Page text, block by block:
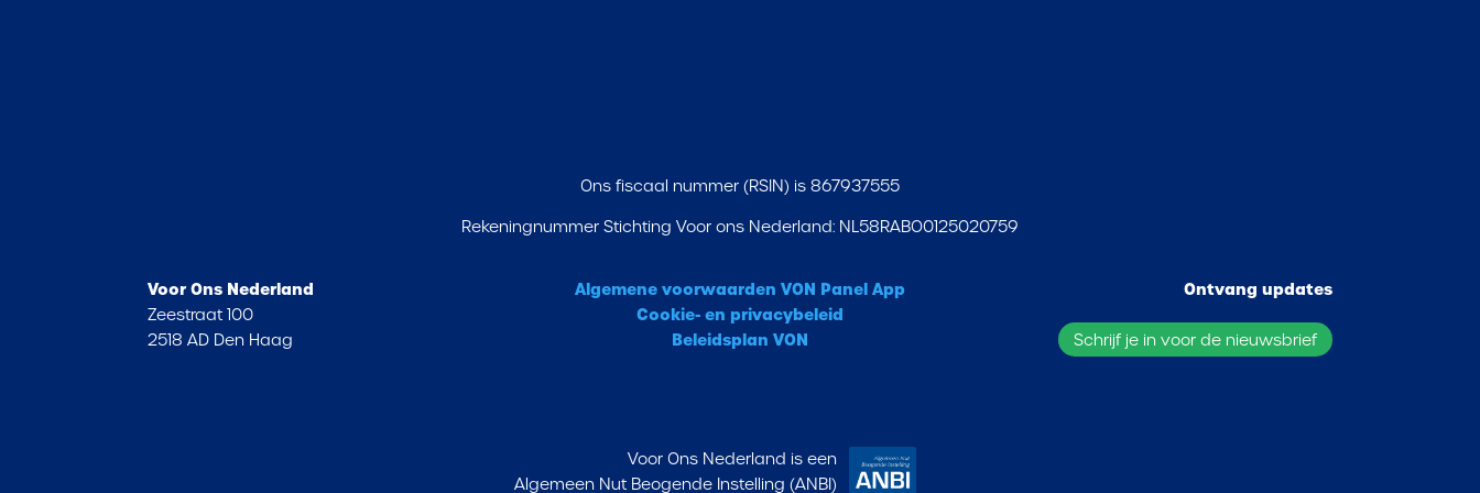
Ons fiscaal nummer (RSIN) is 867937555
Rekeningnummer Stichting Voor ons Nederland: NL58RABO0125020759
Voor Ons Nederland
Zeestraat 100
2518 AD Den Haag
Algemene voorwaarden VON Panel App
Cookie- en privacybeleid
Beleidsplan VON
Ontvang updates
Schrijf je in voor de nieuwsbrief
Voor Ons Nederland is een
Algemeen Nut Beogende Instelling (ANBI)